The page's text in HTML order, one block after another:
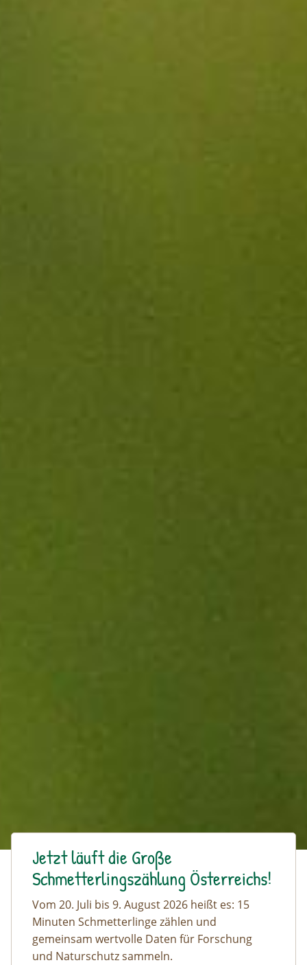
Jetzt läuft die Große
Schmetterlingszählung Österreichs!
Vom 20. Juli bis 9. August 2026 heißt es: 15
Minuten Schmetterlinge zählen und
gemeinsam wertvolle Daten für Forschung
und Naturschutz sammeln.